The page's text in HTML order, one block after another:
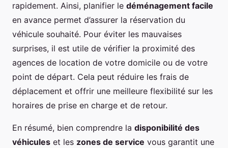
rapidement. Ainsi, planifier le déménagement facile
en avance permet d’assurer la réservation du
véhicule souhaité. Pour éviter les mauvaises
surprises, il est utile de vérifier la proximité des
agences de location de votre domicile ou de votre
point de départ. Cela peut réduire les frais de
déplacement et offrir une meilleure flexibilité sur les
horaires de prise en charge et de retour.
En résumé, bien comprendre la disponibilité des
véhicules et les zones de service vous garantit une